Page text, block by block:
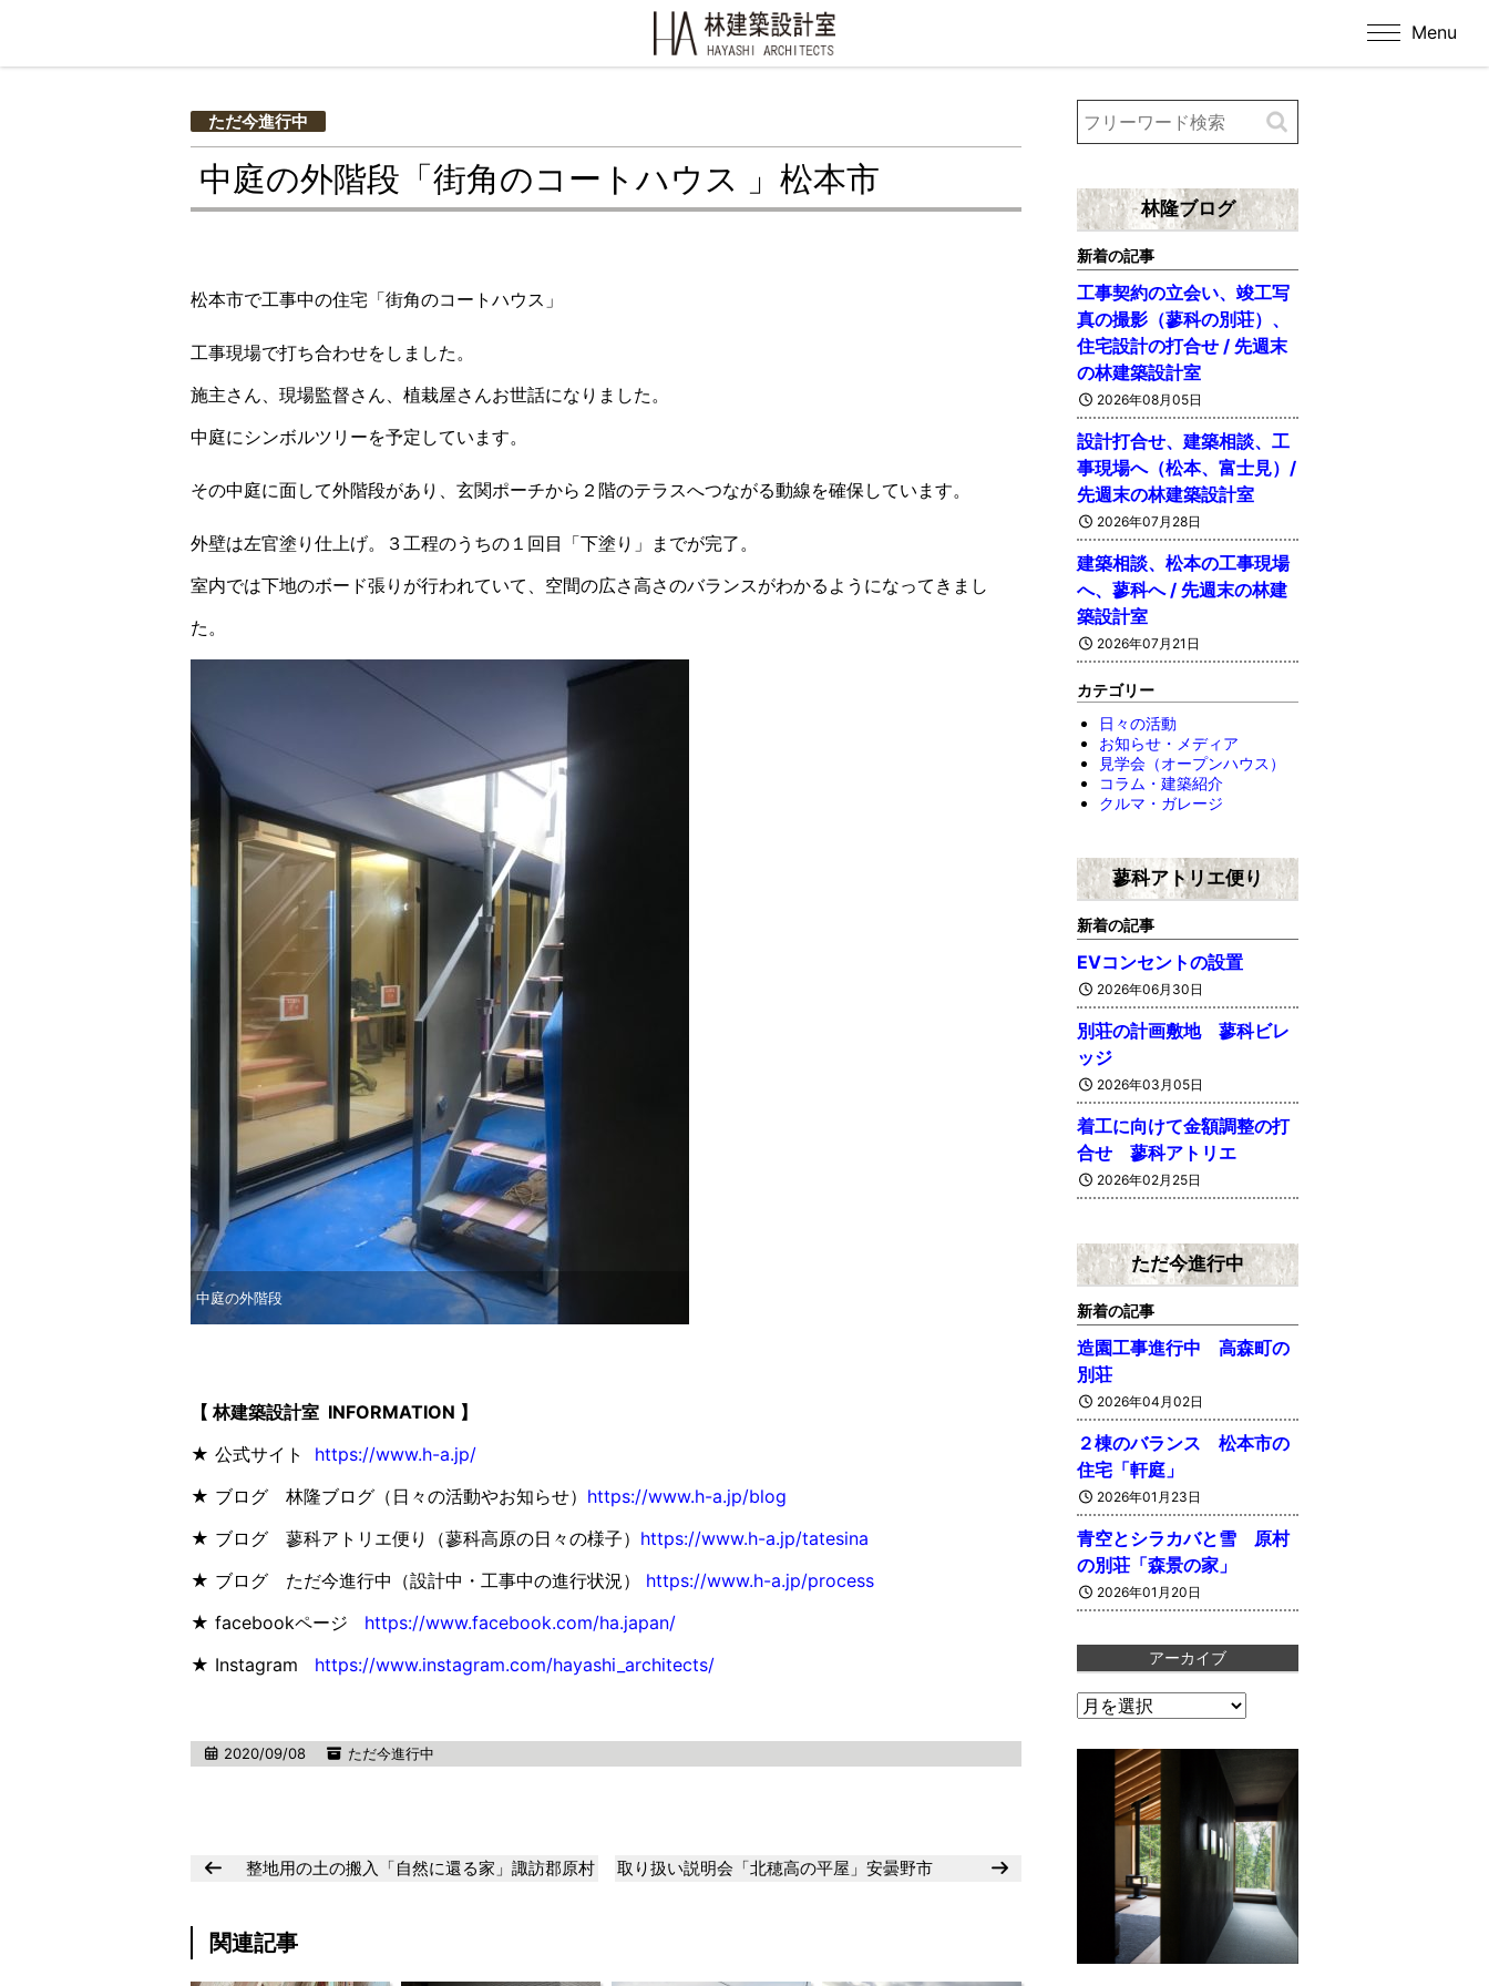
Menu
ただ今進行中
中庭の外階段「街角のコートハウス 」松本市
松本市で工事中の住宅「街角のコートハウス」
工事現場で打ち合わせをしました。
施主さん、現場監督さん、植栽屋さんお世話になりました。
中庭にシンボルツリーを予定しています。
その中庭に面して外階段があり、玄関ポーチから２階のテラスへつながる動線を確保しています。
外壁は左官塗り仕上げ。３工程のうちの１回目「下塗り」までが完了。
室内では下地のボード張りが行われていて、空間の広さ高さのバランスがわかるようになってきまし
た。
中庭の外階段
【 林建築設計室 INFORMATION 】
★ 公式サイト https://www.h-a.jp/
★ ブログ 林隆ブログ（日々の活動やお知らせ） https://www.h-a.jp/blog
★ ブログ 蓼科アトリエ便り（蓼科高原の日々の様子） https://www.h-a.jp/tatesina
★ ブログ ただ今進行中（設計中・工事中の進行状況） https://www.h-a.jp/process
★ facebookページ https://www.facebook.com/ha.japan/
★ Instagram https://www.instagram.com/hayashi_architects/
2020/09/08 ただ今進行中
整地用の土の搬入「自然に還る家」諏訪郡原村 取り扱い説明会「北穂高の平屋」安曇野市
関連記事
林隆ブログ
新着の記事
工事契約の立会い、竣工写
真の撮影（蓼科の別荘）、
住宅設計の打合せ / 先週末
の林建築設計室
2026年08月05日
設計打合せ、建築相談、工
事現場へ（松本、富士見）/
先週末の林建築設計室
2026年07月28日
建築相談、松本の工事現場
へ、蓼科へ / 先週末の林建
築設計室
2026年07月21日
カテゴリー
日々の活動
お知らせ・メディア
見学会（オープンハウス）
コラム・建築紹介
クルマ・ガレージ
蓼科アトリエ便り
新着の記事
EVコンセントの設置
2026年06月30日
別荘の計画敷地 蓼科ビレ
ッジ
2026年03月05日
着工に向けて金額調整の打
合せ 蓼科アトリエ
2026年02月25日
ただ今進行中
新着の記事
造園工事進行中 高森町の
別荘
2026年04月02日
２棟のバランス 松本市の
住宅「軒庭」
2026年01月23日
青空とシラカバと雪 原村
の別荘「森景の家」
2026年01月20日
アーカイブ
ア
ー